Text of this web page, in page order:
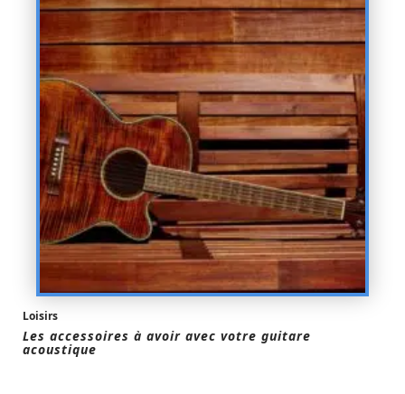
Loisirs
Les accessoires à avoir avec votre guitare
acoustique